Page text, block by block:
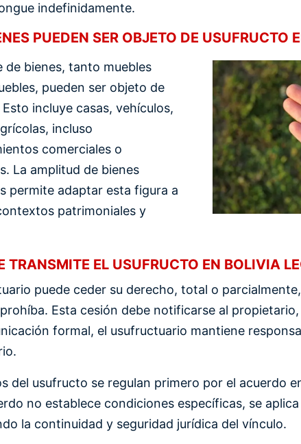
indefinidamente.
PUEDEN SER OBJETO DE USUFRUCTO
de bienes, tanto muebles
pueden ser objeto de
incluye casas, vehículos,
incluso
comerciales o
La amplitud de bienes
permite adaptar esta figura a
patrimoniales y
TRANSMITE EL USUFRUCTO EN BOLIVIA
puede ceder su derecho, total o
Esta cesión debe notificarse al
formal, el usufructuario mantiene
del usufructo se regulan primero por el acuerdo
no establece condiciones específicas, se
la continuidad y seguridad jurídica del vínculo.